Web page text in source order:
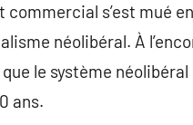
commercial s’est mué
néolibéral. À
le système
ans.